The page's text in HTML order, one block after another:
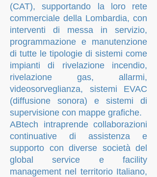
(CAT), supportando la loro rete
commerciale della Lombardia, con
interventi di messa in servizio,
programmazione e manutenzione
di tutte le tipologie di sistemi come
impianti di rivelazione incendio,
rivelazione gas, allarmi,
videosorveglianza, sistemi EVAC
(diffusione sonora) e sistemi di
supervisione con mappe grafiche.
ABtech intraprende collaborazioni
continuative di assistenza e
supporto con diverse società del
global service e facility
management nel territorio Italiano,